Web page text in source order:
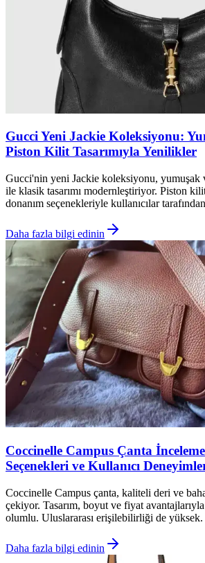
Gucci Yeni Jackie Koleksiyonu:
Piston Kilit Tasarımıyla Yenilikler
Gucci'nin yeni Jackie koleksiyonu, yumuşak
ile klasik tasarımı modernleştiriyor. Piston
donanım seçenekleriyle kullanıcılar
Daha fazla bilgi edinin
Coccinelle Campus Çanta
Seçenekleri ve Kullanıcı
Coccinelle Campus çanta, kaliteli deri ve
çekiyor. Tasarım, boyut ve fiyat
olumlu. Uluslararası erişilebilirliği de yüksek.
Daha fazla bilgi edinin